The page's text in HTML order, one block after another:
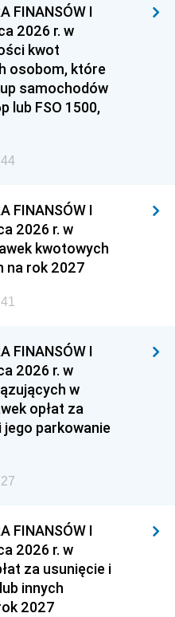
FINANSÓW I
2026 r. w
kwot
osobom, które
samochodów
lub FSO 1500,
FINANSÓW I
2026 r. w
kwotowych
na rok 2027
FINANSÓW I
2026 r. w
w
opłat za
parkowanie
FINANSÓW I
2026 r. w
za usunięcie i
innych
2027